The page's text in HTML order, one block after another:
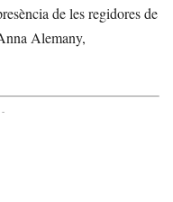
de les regidores de
Alemany,